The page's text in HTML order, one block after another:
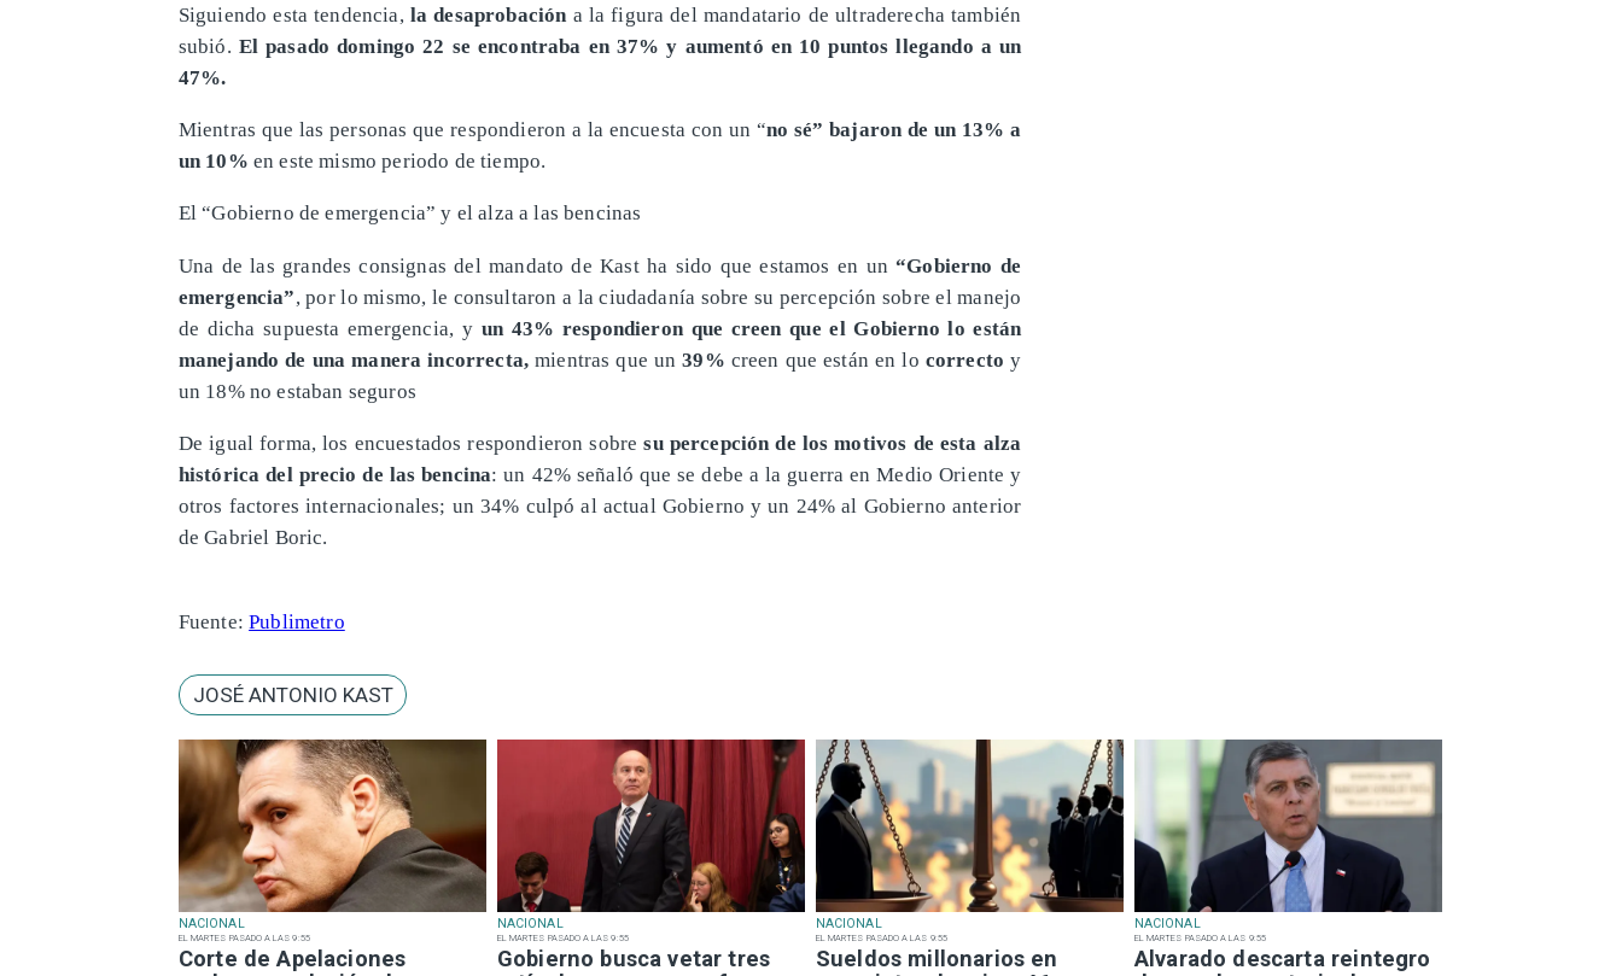
NACIONAL
EL MARTES PASADO A LAS 9:55
Corte de Apelaciones
NACIONAL
EL MARTES PASADO A LAS 9:55
Gobierno busca vetar tres
NACIONAL
EL MARTES PASADO A LAS 9:55
Sueldos millonarios en
NACIONAL
EL MARTES PASADO A LAS 9:55
Alvarado descarta reintegro
Siguiendo esta tendencia, la desaprobación a la figura del mandatario de ultraderecha también
subió. El pasado domingo 22 se encontraba en 37% y aumentó en 10 puntos llegando a un
47%.
Mientras que las personas que respondieron a la encuesta con un “no sé” bajaron de un 13% a
un 10% en este mismo periodo de tiempo.
El “Gobierno de emergencia” y el alza a las bencinas
Una de las grandes consignas del mandato de Kast ha sido que estamos en un“Gobierno de
emergencia”, por lo mismo, le consultaron a la ciudadanía sobre su percepción sobre el manejo
de dicha supuesta emergencia, y un 43% respondieron que creen que el Gobierno lo están
manejando de una manera incorrecta, mientras que un39% creen que están en lo correctoy
un 18% no estaban seguros
De igual forma, los encuestados respondieron sobresu percepción de los motivos de esta alza
histórica del precio de las bencina: un 42% señaló que se debe a la guerra en Medio Oriente y
otros factores internacionales; un 34% culpó al actual Gobierno y un 24% al Gobierno anterior
de Gabriel Boric.
Fuente:Publimetro
JOSÉ ANTONIO KAST